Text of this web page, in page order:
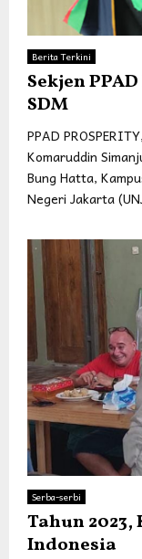
Berita Terkini
Sekjen
SDM
PPAD
Komaruddin
Bung Hatta,
Negeri Jakarta
Serba-serbi
Tahun
Indonesia